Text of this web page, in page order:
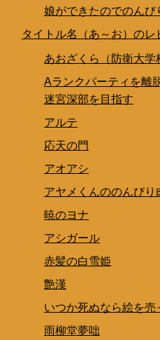
娘ができたのでのんび
タイトル名（あ～お）のレ
あおざくら（防衛大学
Aランクパーティを離
迷宮深部を目指す
アルテ
応天の門
アオアシ
アヤメくんののんびり
暁のヨナ
アシガール
赤髪の白雪姫
艶漢
いつか死ぬなら絵を売
雨柳堂夢咄